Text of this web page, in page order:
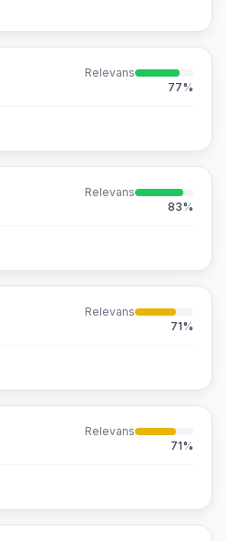
Relevans
77%
Relevans
83%
Relevans
71%
Relevans
71%